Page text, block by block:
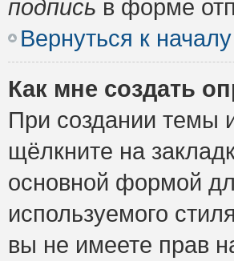
подпись в форме
Вернуться к началу
Как мне создать
При создании темы
щёлкните на
основной формой
используемого
вы не имеете прав